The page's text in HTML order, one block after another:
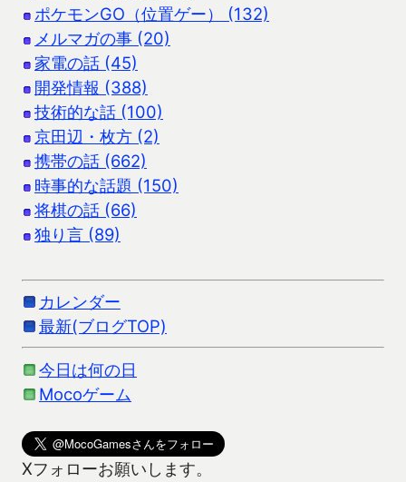
ポケモンGO（位置ゲー） (132)
メルマガの事 (20)
家電の話 (45)
開発情報 (388)
技術的な話 (100)
京田辺・枚方 (2)
携帯の話 (662)
時事的な話題 (150)
将棋の話 (66)
独り言 (89)
カレンダー
最新(ブログTOP)
今日は何の日
Mocoゲーム
Xフォローお願いします。